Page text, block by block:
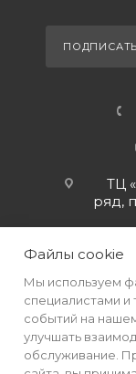
ТЦ
ряд,
Файлы cookie
Мы используем
специалистами и
событий на
улучшать
обслуживание.